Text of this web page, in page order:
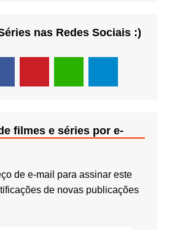
nas Redes Sociais :)
filmes e séries por e-
de e-mail para assinar este
de novas publicações